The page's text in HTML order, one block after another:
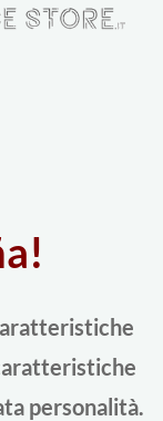
personalità.